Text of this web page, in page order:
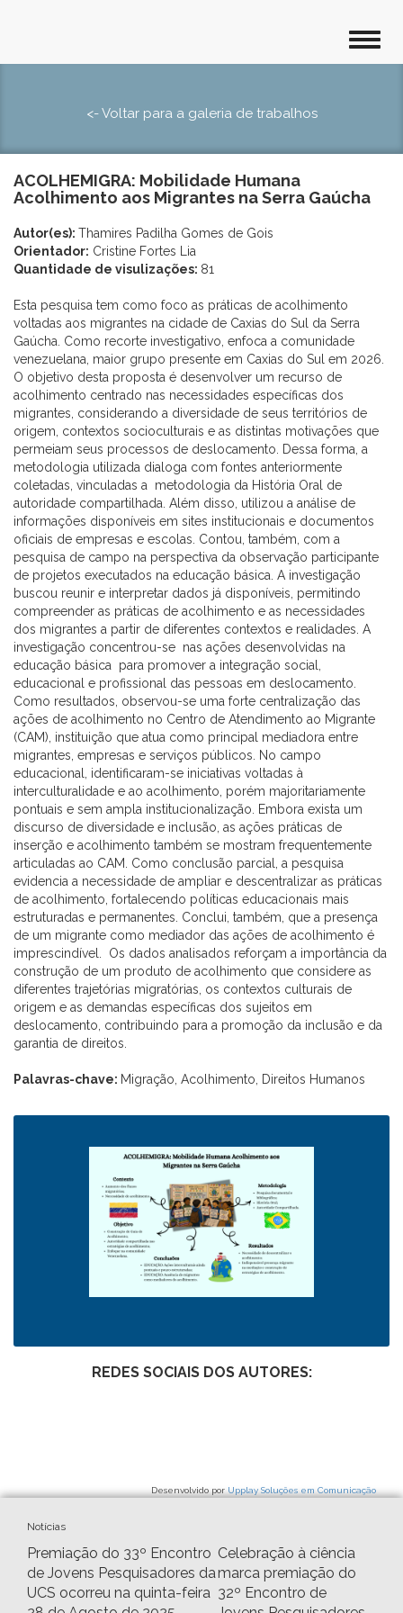
<- Voltar para a galeria de trabalhos
ACOLHEMIGRA: Mobilidade Humana
Acolhimento aos Migrantes na Serra Gaúcha
Autor(es): Thamires Padilha Gomes de Gois
Orientador: Cristine Fortes Lia
Quantidade de visulizações: 81
Esta pesquisa tem como foco as práticas de acolhimento
voltadas aos migrantes na cidade de Caxias do Sul da Serra
Gaúcha. Como recorte investigativo, enfoca a comunidade
venezuelana, maior grupo presente em Caxias do Sul em 2026.
O objetivo desta proposta é desenvolver um recurso de
acolhimento centrado nas necessidades específicas dos
migrantes, considerando a diversidade de seus territórios de
origem, contextos socioculturais e as distintas motivações que
permeiam seus processos de deslocamento. Dessa forma, a
metodologia utilizada dialoga com fontes anteriormente
coletadas, vinculadas a metodologia da História Oral de
autoridade compartilhada. Além disso, utilizou a análise de
informações disponíveis em sites institucionais e documentos
oficiais de empresas e escolas. Contou, também, com a
pesquisa de campo na perspectiva da observação participante
de projetos executados na educação básica. A investigação
buscou reunir e interpretar dados já disponíveis, permitindo
compreender as práticas de acolhimento e as necessidades
dos migrantes a partir de diferentes contextos e realidades. A
investigação concentrou-se nas ações desenvolvidas na
educação básica para promover a integração social,
educacional e profissional das pessoas em deslocamento.
Como resultados, observou-se uma forte centralização das
ações de acolhimento no Centro de Atendimento ao Migrante
(CAM), instituição que atua como principal mediadora entre
migrantes, empresas e serviços públicos. No campo
educacional, identificaram-se iniciativas voltadas à
interculturalidade e ao acolhimento, porém majoritariamente
pontuais e sem ampla institucionalização. Embora exista um
discurso de diversidade e inclusão, as ações práticas de
inserção e acolhimento também se mostram frequentemente
articuladas ao CAM. Como conclusão parcial, a pesquisa
evidencia a necessidade de ampliar e descentralizar as práticas
de acolhimento, fortalecendo políticas educacionais mais
estruturadas e permanentes. Conclui, também, que a presença
de um migrante como mediador das ações de acolhimento é
imprescindível. Os dados analisados reforçam a importância da
construção de um produto de acolhimento que considere as
diferentes trajetórias migratórias, os contextos culturais de
origem e as demandas específicas dos sujeitos em
deslocamento, contribuindo para a promoção da inclusão e da
garantia de direitos.
Palavras-chave: Migração, Acolhimento, Direitos Humanos
REDES SOCIAIS DOS AUTORES:
Desenvolvido por Upplay Soluções em Comunicação
Notícias
Premiação do 33º Encontro
de Jovens Pesquisadores da
UCS ocorreu na quinta-feira
Celebração à ciência
marca premiação do
32º Encontro de